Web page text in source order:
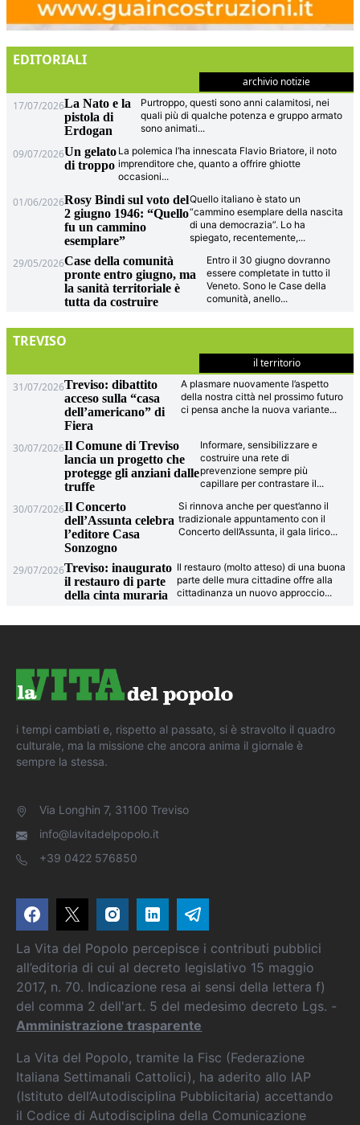
EDITORIALI
archivio notizie
17/07/2026La Nato e la
pistola di
Erdogan
Purtroppo, questi sono anni calamitosi, nei
quali più di qualche potenza e gruppo armato
sono animati...
09/07/2026Un gelato
di troppo
La polemica l’ha innescata Flavio Briatore, il noto
imprenditore che, quanto a offrire ghiotte
occasioni...
01/06/2026Rosy Bindi sul voto del
2 giugno 1946: “Quello
fu un cammino
esemplare”
Quello italiano è stato un
“cammino esemplare della nascita
di una democrazia”. Lo ha
spiegato, recentemente,...
29/05/2026Case della comunità
pronte entro giugno, ma
la sanità territoriale è
tutta da costruire
Entro il 30 giugno dovranno
essere completate in tutto il
Veneto. Sono le Case della
comunità, anello...
TREVISO
il territorio
31/07/2026Treviso: dibattito
acceso sulla “casa
dell’americano” di
Fiera
A plasmare nuovamente l’aspetto
della nostra città nel prossimo futuro
ci pensa anche la nuova variante...
30/07/2026Il Comune di Treviso
lancia un progetto che
protegge gli anziani dalle
truffe
Informare, sensibilizzare e
costruire una rete di
prevenzione sempre più
capillare per contrastare il...
30/07/2026Il Concerto
dell’Assunta celebra
l’editore Casa
Sonzogno
Si rinnova anche per quest’anno il
tradizionale appuntamento con il
Concerto dell’Assunta, il gala lirico...
29/07/2026Treviso: inaugurato
il restauro di parte
della cinta muraria
Il restauro (molto atteso) di una buona
parte delle mura cittadine offre alla
cittadinanza un nuovo approccio...
i tempi cambiati e, rispetto al passato, si è stravolto il quadro
culturale, ma la missione che ancora anima il giornale è
sempre la stessa.
Via Longhin 7, 31100 Treviso
info@lavitadelpopolo.it
+39 0422 576850
La Vita del Popolo percepisce i contributi pubblici
all’editoria di cui al decreto legislativo 15 maggio
2017, n. 70. Indicazione resa ai sensi della lettera f)
del comma 2 dell'art. 5 del medesimo decreto Lgs. -
Amministrazione trasparente
La Vita del Popolo, tramite la Fisc (Federazione
Italiana Settimanali Cattolici), ha aderito allo IAP
(Istituto dell’Autodisciplina Pubblicitaria) accettando
il Codice di Autodisciplina della Comunicazione